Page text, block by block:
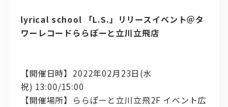
lyrical school
「L.S.」リリースイベント＠タ
ワーレコードららぽーと立川立飛店
【開催日時】2022年02月23日(水
祝) 13:00/15:00
【開催場所】ららぽーと立川立飛2F イベント広
TICKET